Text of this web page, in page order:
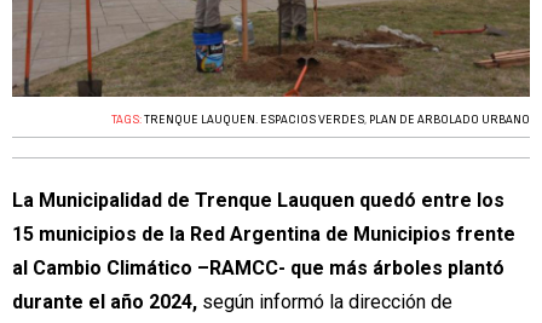
TAGS:TRENQUE LAUQUEN. ESPACIOS VERDES, PLAN DE ARBOLADO URBANO
La Municipalidad de Trenque Lauquen quedó entre los
15 municipios de la Red Argentina de Municipios frente
al Cambio Climático –RAMCC- que más árboles plantó
durante el año 2024, según informó la dirección de